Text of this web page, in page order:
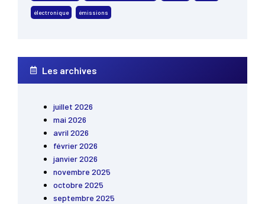
électronique émissions
Les archives
juillet 2026
mai 2026
avril 2026
février 2026
janvier 2026
novembre 2025
octobre 2025
septembre 2025